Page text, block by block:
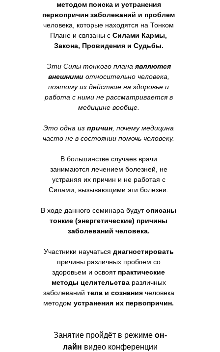
методом поиска и устранения
первопричин заболеваний и проблем
человека, которые находятся на Тонком
Плане и связаны с Силами Кармы,
Закона, Провидения и Судьбы.
Эти Силы тонкого плана являются
внешнимиотносительно человека,
поэтому их действие на здоровье и
работа с ними не рассматривается в
медицине вообще.
Это одна из причин , почему медицина
часто не в состоянии помочь человеку.
В большинстве случаев врачи
занимаются лечением болезней, не
устраняя их причин и не работая с
Силами, вызывающими эти болезни.
В ходе данного семинара будутописаны
тонкие (энергетические) причины
заболеваний человека.
Участники научаться диагностировать
причины различных проблем со
здоровьем и освоят практические
методы целительстваразличных
заболеваний тела и сознаниячеловека
методом устранения их первопричин.
Занятие пройдёт в режиме он-
лайн видео конференции